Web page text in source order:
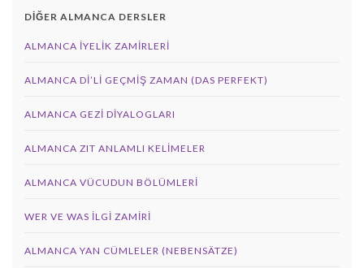
DİĞER ALMANCA DERSLER
ALMANCA İYELIK ZAMIRLERI
ALMANCA DI’LI GEÇMIŞ ZAMAN (DAS PERFEKT)
ALMANCA GEZI DIYALOGLARI
ALMANCA ZIT ANLAMLI KELIMELER
ALMANCA VÜCUDUN BÖLÜMLERI
WER VE WAS ILGI ZAMIRI
ALMANCA YAN CÜMLELER (NEBENSÄTZE)